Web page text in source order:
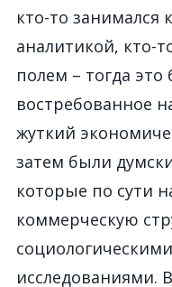
кто-то занимался
аналитикой, кто-
полем – тогда
востребованное
жуткий
затем были
которые по сути
коммерческую
исследованиями.